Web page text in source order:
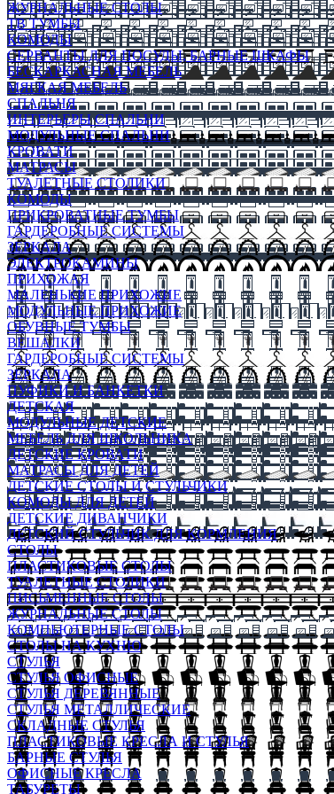
ЖУРНАЛЬНЫЕ СТОЛЫ
ТВ ТУМБЫ
КОМОДЫ
СЕРВАНТЫ ДЛЯ ПОСУДЫ, БАРНЫЕ ШКАФЫ
БЕСКАРКАСНАЯ МЕБЕЛЬ
МЯГКАЯ МЕБЕЛЬ
СПАЛЬНЯ
ИНТЕРЬЕРЫ СПАЛЬНИ
МОДУЛЬНЫЕ СПАЛЬНИ
КРОВАТИ
МАТРАСЫ
ТУАЛЕТНЫЕ СТОЛИКИ
КОМОДЫ
ПРИКРОВАТНЫЕ ТУМБЫ
ГАРДЕРОБНЫЕ СИСТЕМЫ
ЗЕРКАЛА
ЭЛЕКТРОКАМИНЫ
ПРИХОЖАЯ
МАЛЕНЬКИЕ ПРИХОЖИЕ
МОДУЛЬНЫЕ ПРИХОЖИЕ
ОБУВНЫЕ ТУМБЫ
ВЕШАЛКИ
ГАРДЕРОБНЫЕ СИСТЕМЫ
ЗЕРКАЛА
ПУФИКИ И БАНКЕТКИ
ДЕТСКАЯ
МОДУЛЬНЫЕ ДЕТСКИЕ
МЕБЕЛЬ ДЛЯ ШКОЛЬНИКА
ДЕТСКИЕ КРОВАТИ
МАТРАСЫ ДЛЯ ДЕТЕЙ
ДЕТСКИЕ СТОЛЫ И СТУЛЬЧИКИ
КОМОДЫ ДЛЯ ДЕТЕЙ
ДЕТСКИЕ ДИВАНЧИКИ
ДЕТСКИЙ СТУЛЬЧИК ДЛЯ КОРМЛЕНИЯ
СТОЛЫ
ПЛАСТИКОВЫЕ СТОЛЫ
ТУАЛЕТНЫЕ СТОЛИКИ
ПИСЬМЕННЫЕ СТОЛЫ
ЖУРНАЛЬНЫЕ СТОЛЫ
КОМПЬЮТЕРНЫЕ СТОЛЫ
СТОЛЫ НА КУХНЮ
СТУЛЬЯ
СТУЛЬЯ ОФИСНЫЕ
СТУЛЬЯ ДЕРЕВЯННЫЕ
СТУЛЬЯ МЕТАЛЛИЧЕСКИЕ
СКЛАДНЫЕ СТУЛЬЯ
ПЛАСТИКОВЫЕ КРЕСЛА И СТУЛЬЯ
БАРНЫЕ СТУЛЬЯ
ОФИСНЫЕ КРЕСЛА
ТАБУРЕТЫ